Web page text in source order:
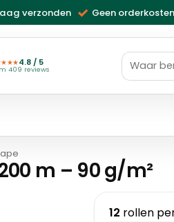
verzonden Geen
4.8 / 5
409 reviews
Zoeken
naar:
m – 90 g/m²
12 rollen